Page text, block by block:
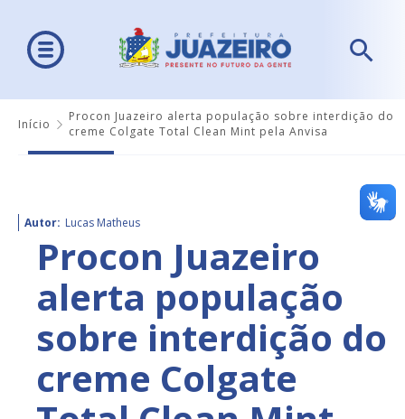
Início
Procon Juazeiro alerta população sobre interdição do
creme Colgate Total Clean Mint pela Anvisa
Autor: Lucas Matheus
Procon Juazeiro
alerta população
sobre interdição do
creme Colgate